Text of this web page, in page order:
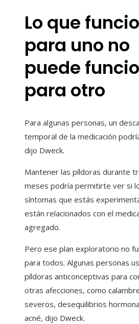
Lo que
para uno no
puede
para otro
Para algunas personas, un
temporal de la medicación
dijo Dweck.
Mantener las píldoras durante
meses podría permitirte ver si
síntomas que estás
están relacionados con el
agregado.
Pero ese plan exploratorio no
para todos. Algunas personas
píldoras anticonceptivas para
otras afecciones, como
severos, desequilibrios
acné, dijo Dweck.